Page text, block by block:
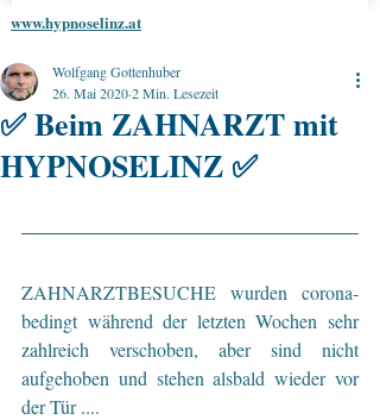
www.hypnoselinz.at
✅ Beim ZAHNARZT mit
HYPNOSELINZ ✅
Wolfgang Gottenhuber
26. Mai 20202 Min. Lesezeit
ZAHNARZTBESUCHE wurden corona-
bedingt während der letzten Wochen sehr
zahlreich verschoben, aber sind nicht
aufgehoben und stehen alsbald wieder vor
der Tür ....